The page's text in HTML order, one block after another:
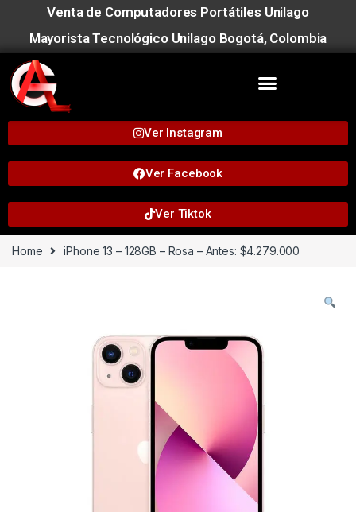
Venta de Computadores Portátiles Unilago
Mayorista Tecnológico Unilago Bogotá, Colombia
Ver Instagram
Ver Facebook
Ver Tiktok
Home iPhone 13 – 128GB – Rosa – Antes: $4.279.000